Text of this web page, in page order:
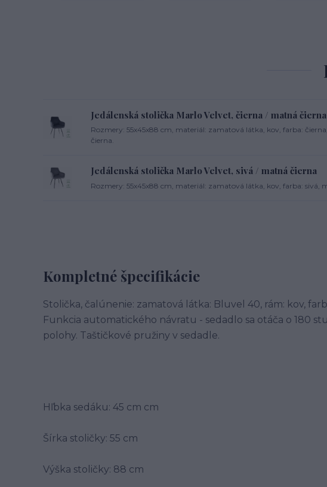
Jedálenská stolička Marlo Velvet, čierna / matná čierna
Rozmery: 55x45x88 cm, materiál: zamatová látka, kov, farba:
čierna.
Jedálenská stolička Marlo Velvet, sivá / matná čierna
Rozmery: 55x45x88 cm, materiál: zamatová látka, kov, farba: sivá,
Kompletné špecifikácie
Stolička, čalúnenie: zamatová látka: Bluvel 40, rám: kov,
Funkcia automatického návratu - sedadlo sa otáča o 180
polohy. Taštičkové pružiny v sedadle.
Hľbka sedáku: 45 cm cm
Šírka stoličky: 55 cm
Výška stoličky: 88 cm